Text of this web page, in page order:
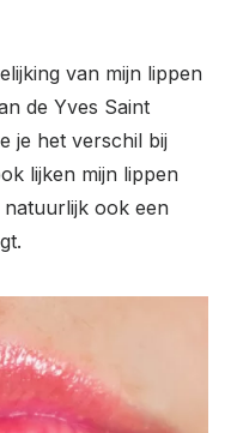
van mijn lippen
de Yves Saint
je het verschil bij
lijken mijn lippen
ook een